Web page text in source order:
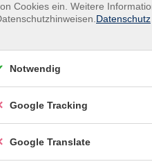
Ölen - Workshop
Cookies ein. Weitere
Datenschutz
Notwendig
Google Tracking
Google Translate